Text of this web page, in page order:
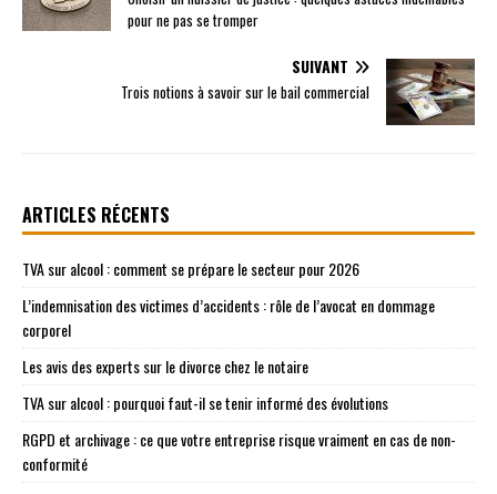
pour ne pas se tromper
SUIVANT
Trois notions à savoir sur le bail commercial
ARTICLES RÉCENTS
TVA sur alcool : comment se prépare le secteur pour 2026
L’indemnisation des victimes d’accidents : rôle de l’avocat en dommage
corporel
Les avis des experts sur le divorce chez le notaire
TVA sur alcool : pourquoi faut-il se tenir informé des évolutions
RGPD et archivage : ce que votre entreprise risque vraiment en cas de non-
conformité